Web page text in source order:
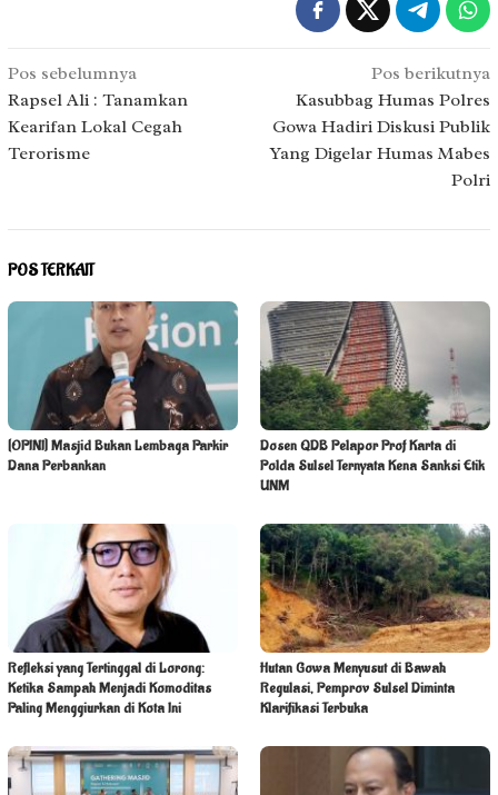
Navigasi
pos
Pos sebelumnya
Rapsel Ali : Tanamkan
Kearifan Lokal Cegah
Terorisme
Pos berikutnya
Kasubbag Humas Polres
Gowa Hadiri Diskusi Publik
Yang Digelar Humas Mabes
Polri
POS TERKAIT
[OPINI] Masjid Bukan Lembaga Parkir
Dana Perbankan
Dosen QDB Pelapor Prof Karta di
Polda Sulsel Ternyata Kena Sanksi Etik
UNM
Refleksi yang Tertinggal di Lorong:
Ketika Sampah Menjadi Komoditas
Paling Menggiurkan di Kota Ini
Hutan Gowa Menyusut di Bawah
Regulasi, Pemprov Sulsel Diminta
Klarifikasi Terbuka